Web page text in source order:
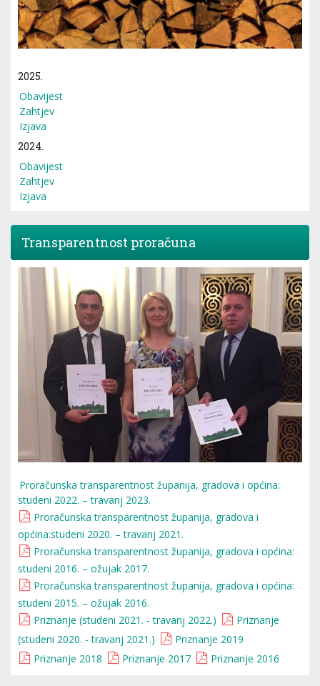
2025.
Obavijest
Zahtjev
Izjava
2024.
Obavijest
Zahtjev
Izjava
Transparentnost proračuna
Proračunska transparentnost županija, gradova i općina:
studeni 2022. – travanj 2023.
Proračunska transparentnost županija, gradova i
općina:studeni 2020. – travanj 2021.
Proračunska transparentnost županija, gradova i općina:
studeni 2016. – ožujak 2017.
Proračunska transparentnost županija, gradova i općina:
studeni 2015. – ožujak 2016.
Priznanje (studeni 2021. - travanj 2022.)
Priznanje
(studeni 2020. - travanj 2021.)
Priznanje 2019
Priznanje 2018
Priznanje 2017 Priznanje 2016